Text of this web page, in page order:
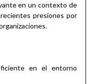
en un contexto de
presiones por
en el entorno